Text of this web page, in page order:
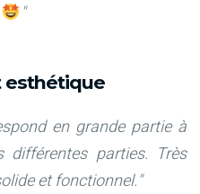
"
esthétique
en grande partie à
parties. Très
et fonctionnel."